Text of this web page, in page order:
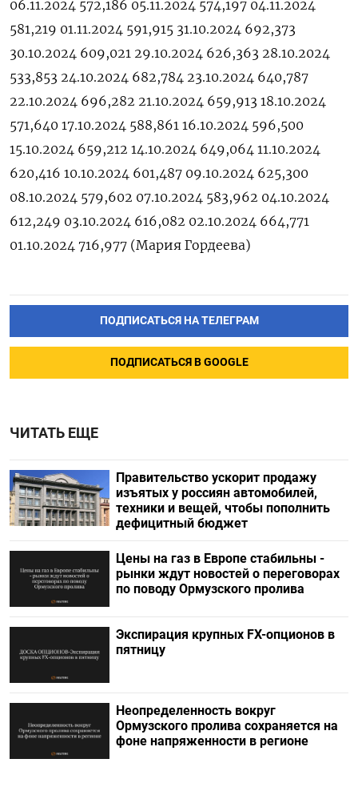
06.11.2024 572,186 05.11.2024 574,197 04.11.2024
581,219 01.11.2024 591,915 31.10.2024 692,373
30.10.2024 609,021 29.10.2024 626,363 28.10.2024
533,853 24.10.2024 682,784 23.10.2024 640,787
22.10.2024 696,282 21.10.2024 659,913 18.10.2024
571,640 17.10.2024 588,861 16.10.2024 596,500
15.10.2024 659,212 14.10.2024 649,064 11.10.2024
620,416 10.10.2024 601,487 09.10.2024 625,300
08.10.2024 579,602 07.10.2024 583,962 04.10.2024
612,249 03.10.2024 616,082 02.10.2024 664,771
01.10.2024 716,977 (Мария Гордеева)
ПОДПИСАТЬСЯ НА ТЕЛЕГРАМ
ПОДПИСАТЬСЯ В GOOGLE
ЧИТАТЬ ЕЩЕ
Правительство ускорит продажу
изъятых у россиян автомобилей,
техники и вещей, чтобы пополнить
дефицитный бюджет
Цены на газ в Европе стабильны -
рынки ждут новостей о переговорах
по поводу Ормузского пролива
Экспирация крупных FX-опционов в
пятницу
Неопределенность вокруг
Ормузского пролива сохраняется на
фоне напряженности в регионе